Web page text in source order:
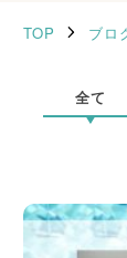
TOP ブロ
全て